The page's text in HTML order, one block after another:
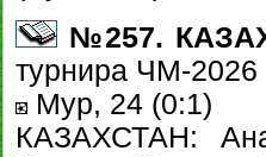
№257.
турнира ЧМ-2026
Мур, 24 (0:1)
КАЗАХСТАН: